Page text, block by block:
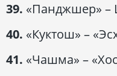
39. «Панджшер»
40. «Куктош» –
41. «Чашма» –